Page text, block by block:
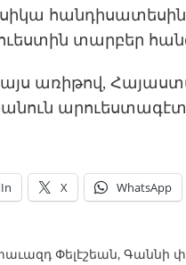
տարբեր
այս առիթով,
X WhatsApp
Փելէշեան, Գաննի